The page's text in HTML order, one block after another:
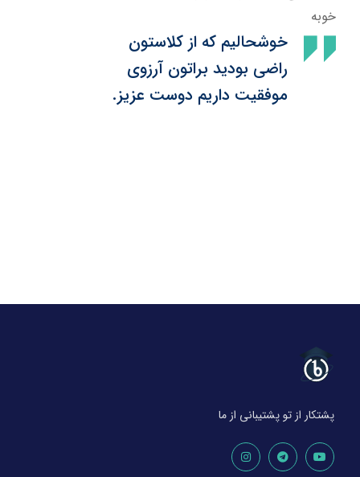
خوبه
خوشحالیم که از کلاستون
راضی بودید براتون آرزوی
موفقیت داریم دوست عزیز.
پشتکار از تو پشتیبانی از ما